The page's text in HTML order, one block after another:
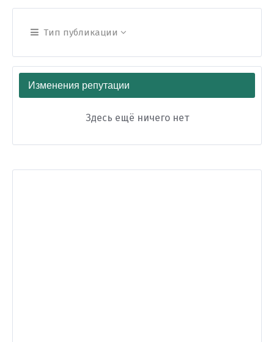
Тип публикации
Изменения репутации
Здесь ещё ничего нет